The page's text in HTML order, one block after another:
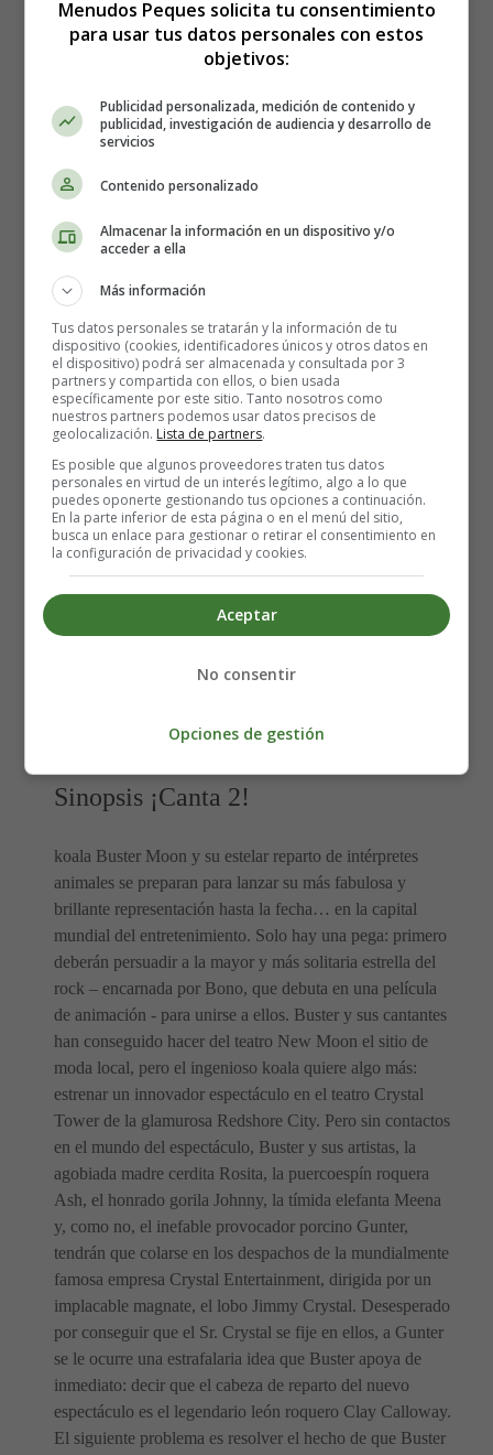
Título original: Sing 2
Scarlett Johansson, Taron Egerton, Tori Kelly, Nick
Offerman, Letitia Wright, Eric André, Chelsea Peretti,
Nacionalidad: USA
Año: 2021
Fecha de estreno: 22-12-2021
Género:Animación, Comedia, Musical
Guión: Garth Jennings
Música:
Duración: 112 minutos
Distribuidora: Universal Pictures
Sinopsis ¡Canta 2!
koala Buster Moon y su estelar reparto de intérpretes
animales se preparan para lanzar su más fabulosa y
brillante representación hasta la fecha… en la capital
mundial del entretenimiento. Solo hay una pega: primero
deberán persuadir a la mayor y más solitaria estrella del
rock – encarnada por Bono, que debuta en una película
de animación - para unirse a ellos. Buster y sus cantantes
han conseguido hacer del teatro New Moon el sitio de
moda local, pero el ingenioso koala quiere algo más:
estrenar un innovador espectáculo en el teatro Crystal
Tower de la glamurosa Redshore City. Pero sin contactos
en el mundo del espectáculo, Buster y sus artistas, la
agobiada madre cerdita Rosita, la puercoespín roquera
Ash, el honrado gorila Johnny, la tímida elefanta Meena
y, como no, el inefable provocador porcino Gunter,
tendrán que colarse en los despachos de la mundialmente
famosa empresa Crystal Entertainment, dirigida por un
implacable magnate, el lobo Jimmy Crystal. Desesperado
por conseguir que el Sr. Crystal se fije en ellos, a Gunter
se le ocurre una estrafalaria idea que Buster apoya de
inmediato: decir que el cabeza de reparto del nuevo
espectáculo es el legendario león roquero Clay Calloway.
El siguiente problema es resolver el hecho de que Buster
Menudos Peques solicita tu consentimiento
para usar tus datos personales con estos
objetivos:
Publicidad personalizada, medición de contenido y
publicidad, investigación de audiencia y desarrollo de
servicios
Contenido personalizado
Almacenar la información en un dispositivo y/o
acceder a ella
Más información
Tus datos personales se tratarán y la información de tu
dispositivo (cookies, identificadores únicos y otros datos en
el dispositivo) podrá ser almacenada y consultada por 3
partners y compartida con ellos, o bien usada
específicamente por este sitio. Tanto nosotros como
nuestros partners podemos usar datos precisos de
geolocalización. Lista de partners.
Es posible que algunos proveedores traten tus datos
personales en virtud de un interés legítimo, algo a lo que
puedes oponerte gestionando tus opciones a continuación.
En la parte inferior de esta página o en el menú del sitio,
busca un enlace para gestionar o retirar el consentimiento en
la configuración de privacidad y cookies.
Aceptar
No consentir
Opciones de gestión